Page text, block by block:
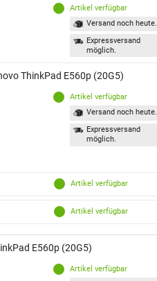
Artikel verfügbar
Versand noch heute.
Expressversand
möglich.
ThinkPad E560p (20G5)
Artikel verfügbar
Versand noch heute.
Expressversand
möglich.
Artikel verfügbar
Artikel verfügbar
E560p (20G5)
Artikel verfügbar